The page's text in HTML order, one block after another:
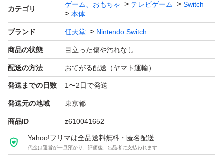
Nintendo Switch 有機ELモデル ホワイト
ブランド：任天堂 Nintendo Switch
セット内容：本体のみ
パッケージ種類：通常版
色：ホワイト系
カテゴリ
ゲーム、おもちゃ テレビゲーム
Switch
本体
ブランド 任天堂 Nintendo Switch
商品の状態 目立った傷や汚れなし
配送の方法 おてがる配送（ヤマト運輸）
発送までの日数 1〜2日で発送
発送元の地域 東京都
商品ID z610041652
Yahoo!フリマは全品送料無料・匿名配送
代金は運営が一旦預かり、評価後、出品者に支払われます